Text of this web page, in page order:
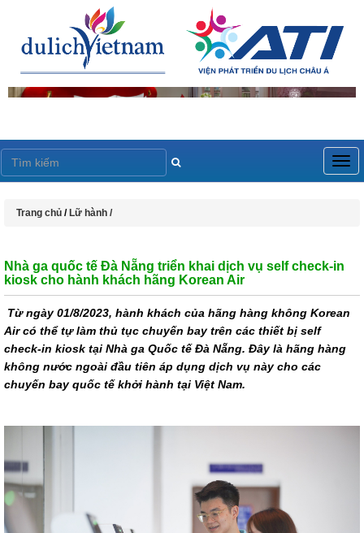
Trang chủ / Lữ hành /
Nhà ga quốc tế Đà Nẵng triển khai dịch vụ self check-in
kiosk cho hành khách hãng Korean Air
Từ ngày 01/8/2023, hành khách của hãng hàng không Korean
Air có thể tự làm thủ tục chuyến bay trên các thiết bị self
check-in kiosk tại Nhà ga Quốc tế Đà Nẵng. Đây là hãng hàng
không nước ngoài đầu tiên áp dụng dịch vụ này cho các
chuyến bay quốc tế khởi hành tại Việt Nam.